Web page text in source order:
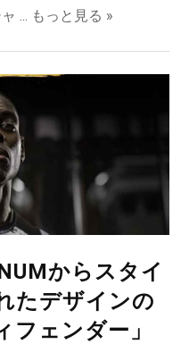
... もっと見る »
からスタイ
たデザインの
フェンダー」